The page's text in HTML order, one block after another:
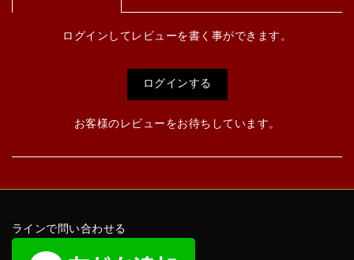
ログインしてレビューを書く事ができます。
ログインする
お客様のレビューをお待ちしています。
ラインで問い合わせる